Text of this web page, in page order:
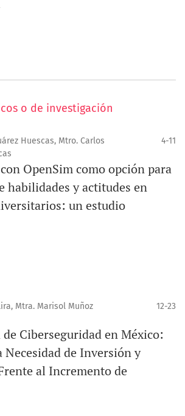
o de investigación
Huescas, Mtro. Carlos
4-11
OpenSim como opción para
habilidades y actitudes en
un estudio
Mtra. Marisol Muñoz
12-23
Ciberseguridad en México:
Necesidad de Inversión y
al Incremento de